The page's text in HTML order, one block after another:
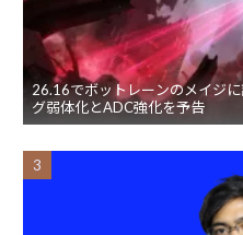
26.16でボットレーンのメイジ
グ弱体化とADC強化を予告